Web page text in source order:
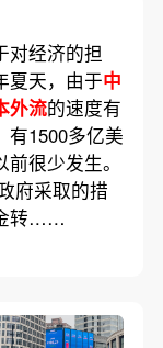
对经济的担
夏天，由于中
外流的速度有
有1500多亿美
很少发生。
府采取的措
转……